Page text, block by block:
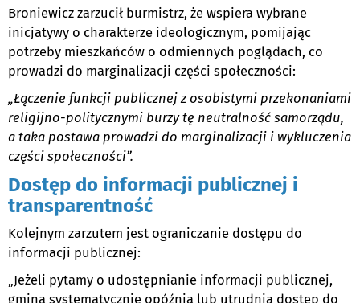
Broniewicz zarzucił burmistrz, że wspiera wybrane
inicjatywy o charakterze ideologicznym, pomijając
potrzeby mieszkańców o odmiennych poglądach, co
prowadzi do marginalizacji części społeczności:
„Łączenie funkcji publicznej z osobistymi przekonaniami
religijno-politycznymi burzy tę neutralność samorządu,
a taka postawa prowadzi do marginalizacji i wykluczenia
części społeczności”.
Dostęp do informacji publicznej i
transparentność
Kolejnym zarzutem jest ograniczanie dostępu do
informacji publicznej:
„Jeżeli pytamy o udostępnianie informacji publicznej,
gmina systematycznie opóźnia lub utrudnia dostęp do